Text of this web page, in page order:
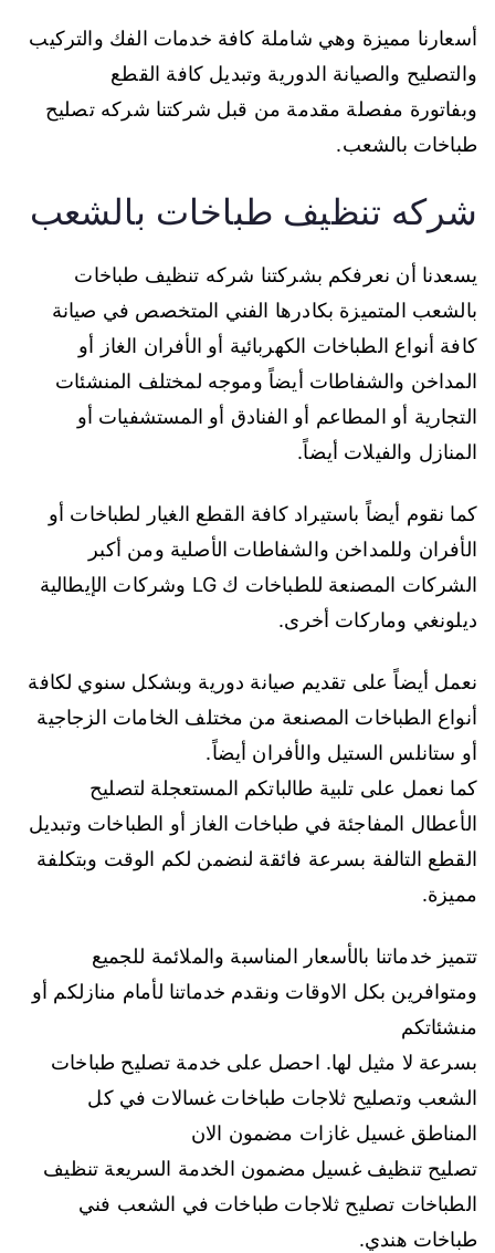
أسعارنا مميزة وهي شاملة كافة خدمات الفك والتركيب
والتصليح والصيانة الدورية وتبديل كافة القطع
وبفاتورة مفصلة مقدمة من قبل شركتنا شركه تصليح
طباخات بالشعب.
شركه تنظيف طباخات بالشعب
يسعدنا أن نعرفكم بشركتنا شركه تنظيف طباخات
بالشعب المتميزة بكادرها الفني المتخصص في صيانة
كافة أنواع الطباخات الكهربائية أو الأفران الغاز أو
المداخن والشفاطات أيضاً وموجه لمختلف المنشئات
التجارية أو المطاعم أو الفنادق أو المستشفيات أو
المنازل والفيلات أيضاً.
كما نقوم أيضاً باستيراد كافة القطع الغيار لطباخات أو
الأفران وللمداخن والشفاطات الأصلية ومن أكبر
الشركات المصنعة للطباخات ك LG وشركات الإيطالية
ديلونغي وماركات أخرى.
نعمل أيضاً على تقديم صيانة دورية وبشكل سنوي لكافة
أنواع الطباخات المصنعة من مختلف الخامات الزجاجية
أو ستانلس الستيل والأفران أيضاً.
كما نعمل على تلبية طالباتكم المستعجلة لتصليح
الأعطال المفاجئة في طباخات الغاز أو الطباخات وتبديل
القطع التالفة بسرعة فائقة لنضمن لكم الوقت وبتكلفة
مميزة.
تتميز خدماتنا بالأسعار المناسبة والملائمة للجميع
ومتوافرين بكل الاوقات ونقدم خدماتنا لأمام منازلكم أو
منشئاتكم
بسرعة لا مثيل لها. احصل على خدمة تصليح طباخات
الشعب وتصليح ثلاجات طباخات غسالات في كل
المناطق غسيل غازات مضمون الان
تصليح تنظيف غسيل مضمون الخدمة السريعة تنظيف
الطباخات تصليح ثلاجات طباخات في الشعب فني
طباخات هندي.